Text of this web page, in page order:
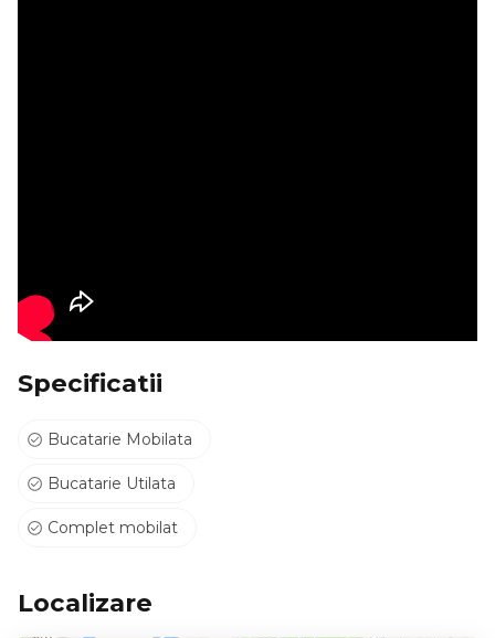
Specificatii
Bucatarie Mobilata
Bucatarie Utilata
Complet mobilat
Localizare